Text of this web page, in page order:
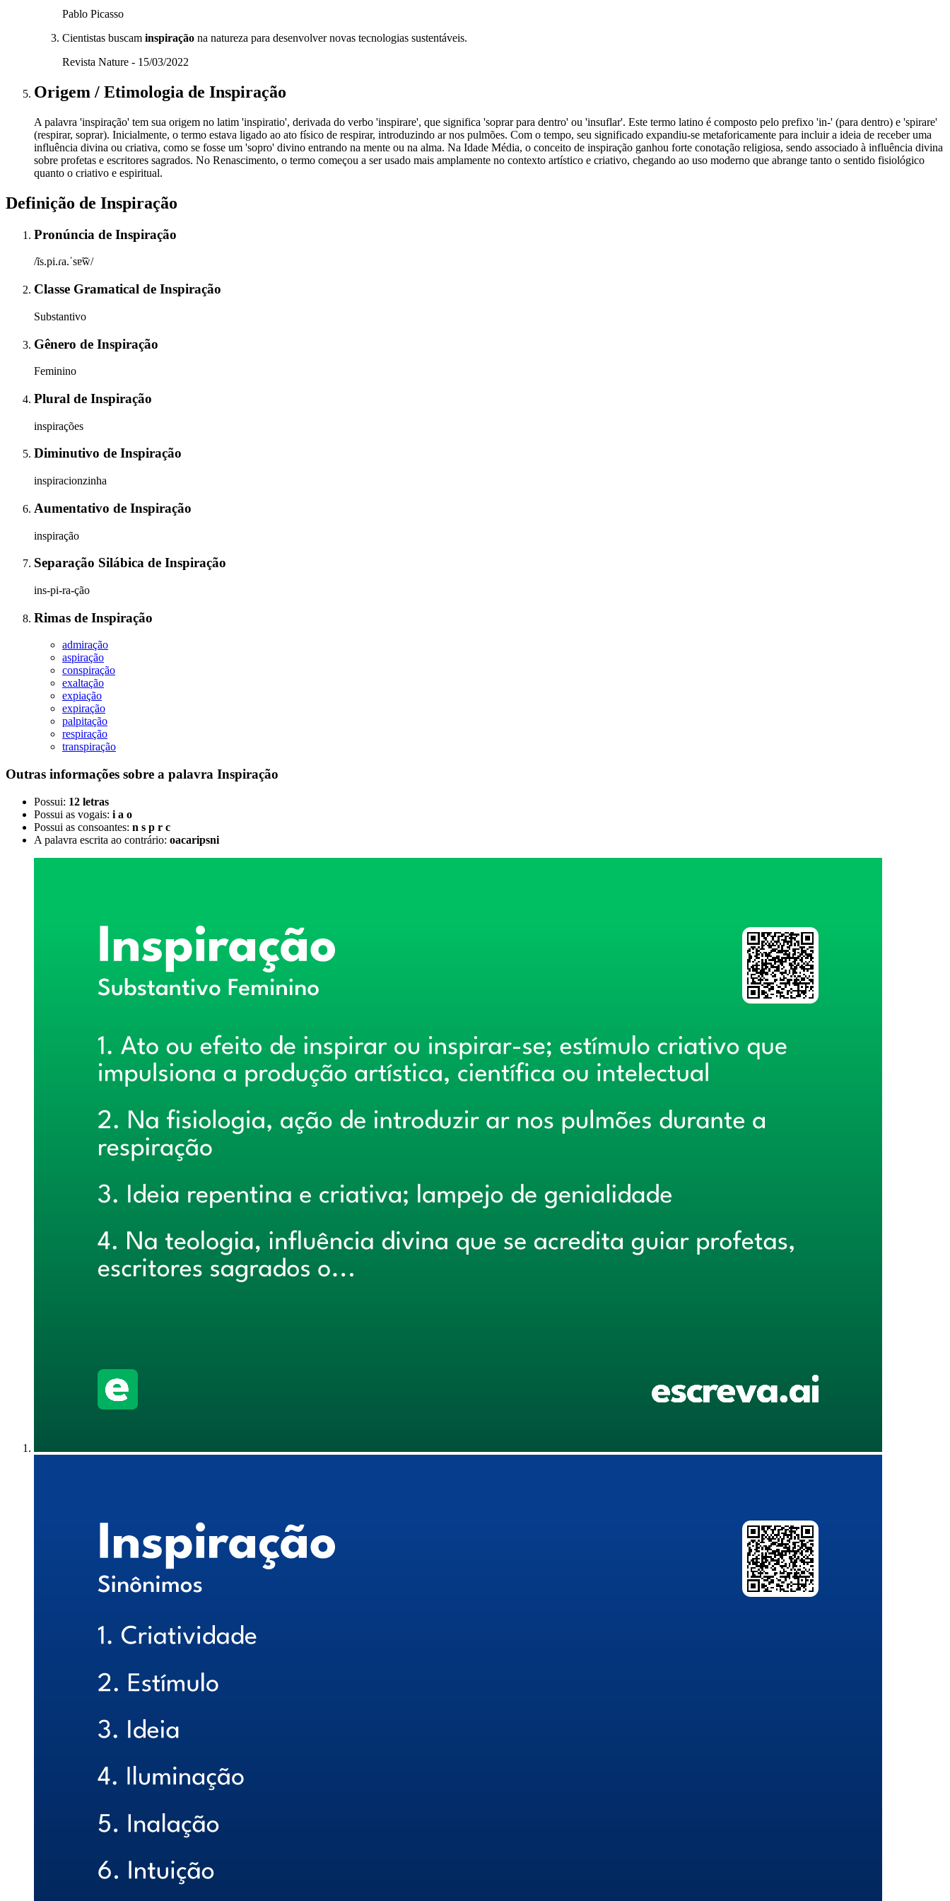
Pablo Picasso
Cientistas buscam inspiração na natureza para desenvolver novas tecnologias sustentáveis.
Revista Nature - 15/03/2022
Origem / Etimologia de Inspiração
A palavra 'inspiração' tem sua origem no latim 'inspiratio', derivada do verbo 'inspirare', que significa 'soprar para dentro' ou 'insuflar'. Este termo latino é composto pelo prefixo 'in-' (para dentro) e 'spirare'
(respirar, soprar). Inicialmente, o termo estava ligado ao ato físico de respirar, introduzindo ar nos pulmões. Com o tempo, seu significado expandiu-se metaforicamente para incluir a ideia de receber uma
influência divina ou criativa, como se fosse um 'sopro' divino entrando na mente ou na alma. Na Idade Média, o conceito de inspiração ganhou forte conotação religiosa, sendo associado à influência divina
sobre profetas e escritores sagrados. No Renascimento, o termo começou a ser usado mais amplamente no contexto artístico e criativo, chegando ao uso moderno que abrange tanto o sentido fisiológico
quanto o criativo e espiritual.
Definição de Inspiração
Pronúncia de Inspiração
/ĩs.pi.ɾa.ˈsɐ̃w̃/
Classe Gramatical de Inspiração
Substantivo
Gênero de Inspiração
Feminino
Plural de Inspiração
inspirações
Diminutivo de Inspiração
inspiracionzinha
Aumentativo de Inspiração
inspiração
Separação Silábica de Inspiração
ins-pi-ra-ção
Rimas de Inspiração
admiração
aspiração
conspiração
exaltação
expiação
expiração
palpitação
respiração
transpiração
Outras informações sobre a palavra Inspiração
Possui: 12 letras
Possui as vogais: i a o
Possui as consoantes: n s p r c
A palavra escrita ao contrário: oacaripsni